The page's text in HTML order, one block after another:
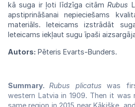
kā suga ir ļoti līdzīga citāmRubus
apstiprināšanai nepieciešams
materiāls. Ieteicams izstrādāt
Ieteicams iekļaut sugu īpaši
Autors: Pēteris Evarts-Bunders.
Summary.Rubus plicatus was
western Latvia in 1909. Then it
same region in 2015 near Ķāķišķe,